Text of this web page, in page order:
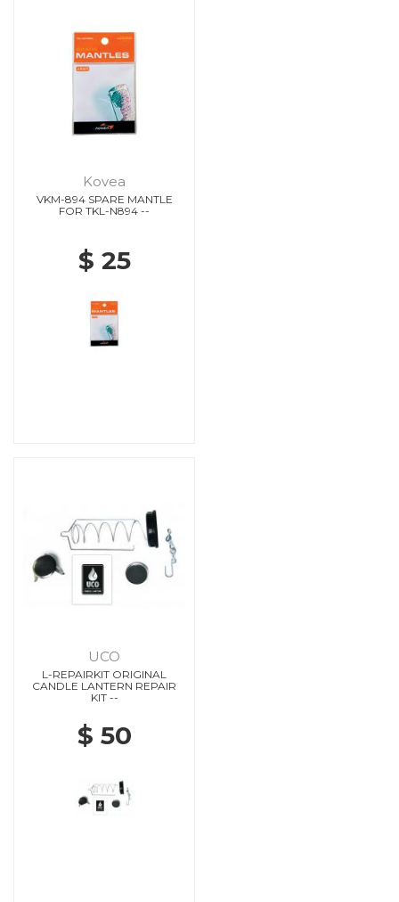
Kovea
VKM-894 SPARE MANTLE
FOR TKL-N894 --
$ 25
UCO
L-REPAIRKIT ORIGINAL
CANDLE LANTERN REPAIR
KIT --
$ 50